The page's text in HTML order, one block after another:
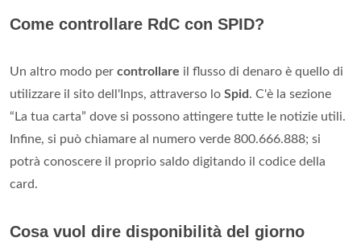
Come controllare RdC con SPID?
Un altro modo per controllare il flusso di denaro è quello di
utilizzare il sito dell'Inps, attraverso lo Spid. C'è la sezione
“La tua carta” dove si possono attingere tutte le notizie utili.
Infine, si può chiamare al numero verde 800.666.888; si
potrà conoscere il proprio saldo digitando il codice della
card.
Cosa vuol dire disponibilità del giorno